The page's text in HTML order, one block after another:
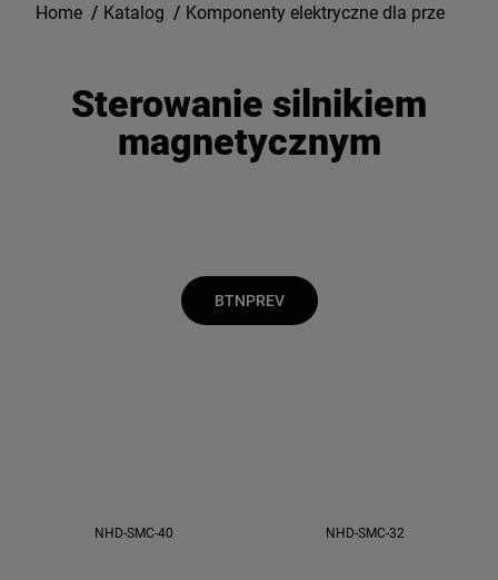
Home / Katalog / Komponenty elektryczne dla przemysłu
Sterowanie silnikiem
magnetycznym
BTNPREV
NHD-SMC-40 NHD-SMC-32